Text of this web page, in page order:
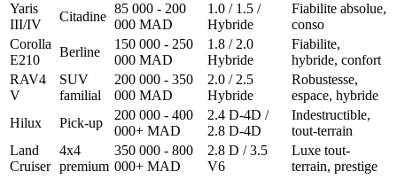
Yaris
III/IV
Citadine
85 000 - 200
000 MAD
1.0 / 1.5 /
Hybride
Fiabilite absolue,
conso
Corolla
E210
Berline
150 000 - 250
000 MAD
1.8 / 2.0
Hybride
Fiabilite,
hybride, confort
RAV4
V
SUV
familial
200 000 - 350
000 MAD
2.0 / 2.5
Hybride
Robustesse,
espace, hybride
Hilux
Pick-up
200 000 - 400
000+ MAD
2.4 D-4D /
2.8 D-4D
Indestructible,
tout-terrain
Land
Cruiser
4x4
premium
350 000 - 800
000+ MAD
2.8 D / 3.5
V6
Luxe tout-
terrain, prestige